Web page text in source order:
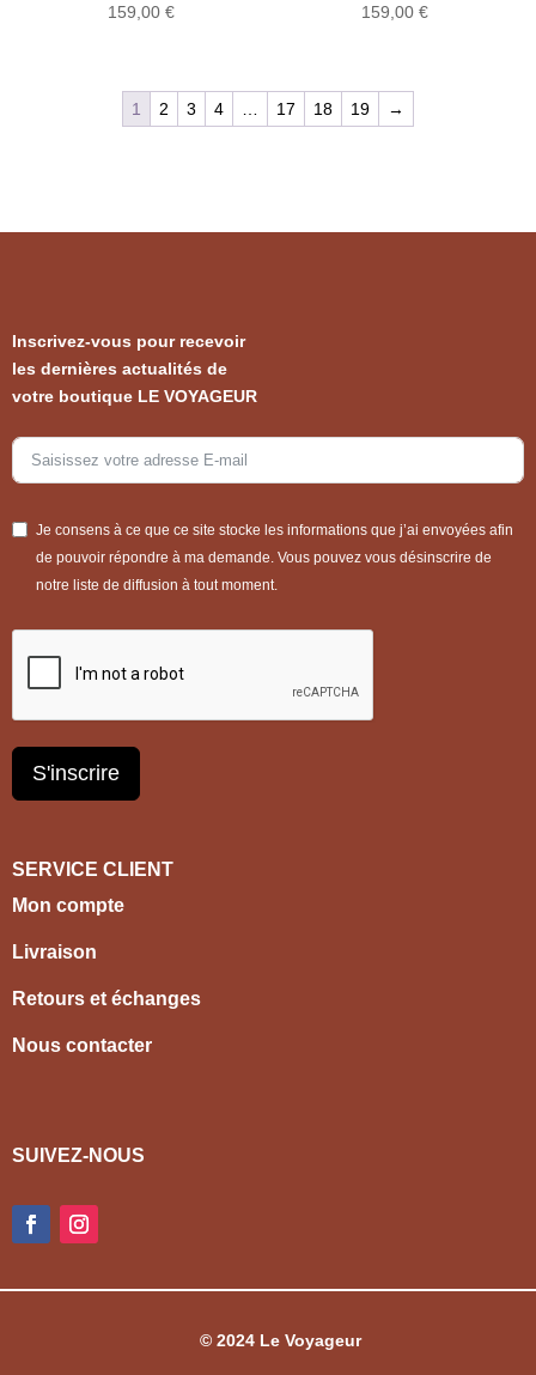
159,00 €
159,00€
1 2 3 4 … 17 18 19 →
Inscrivez-vous pour recevoir
les dernières actualités de
votre boutique LE VOYAGEUR
Je consens à ce que ce site stocke les informations que j’ai envoyées afin
de pouvoir répondre à ma demande. Vous pouvez vous désinscrire de
notre liste de diffusion à tout moment.
S'inscrire
SERVICE CLIENT
Mon compte
Livraison
Retours et échanges
Nous contacter
SUIVEZ-NOUS
© 2024 Le Voyageur